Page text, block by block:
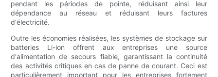
pendant les périodes de pointe, réduisant ainsi leur
dépendance au réseau et réduisant leurs factures
d'électricité.
Outre les économies réalisées, les systèmes de stockage sur
batteries Li-ion offrent aux entreprises une source
d'alimentation de secours fiable, garantissant la continuité
des activités critiques en cas de panne de courant. Ceci est
particulièrement important pour les entreprises fortement